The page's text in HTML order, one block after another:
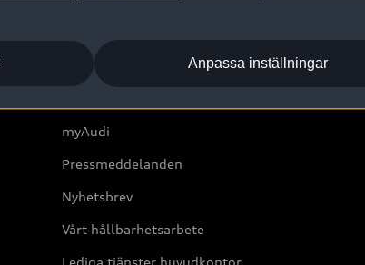
Boka Service online
myAudi
Pressmeddelanden
Nyhetsbrev
Vårt hållbarhetsarbete
Lediga tjänster huvudkontor
Anpassa inställningar